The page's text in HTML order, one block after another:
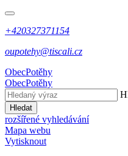
+420327371154
oupotehy@tiscali.cz
ObecPotěhy
ObecPotěhy
Hledat
rozšířené vyhledávání
Mapa webu
Vytisknout